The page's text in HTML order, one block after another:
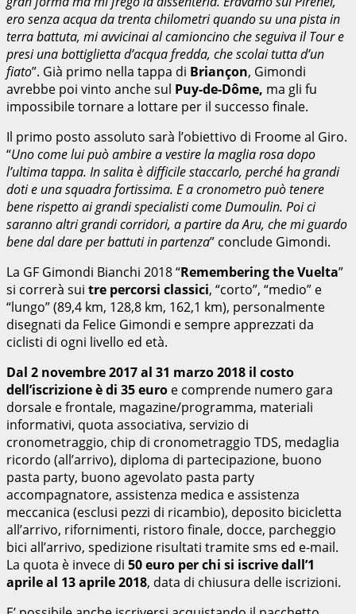
ero senza acqua da trenta chilometri quando su una pista in
terra battuta, mi avvicinai al camioncino che seguiva il Tour e
presi una bottiglietta d’acqua fredda, che scolai tutta d’un
fiato”. Già primo nella tappa di Briançon, Gimondi
avrebbe poi vinto anche sul Puy-de-Dôme, ma gli fu
impossibile tornare a lottare per il successo finale.
Il primo posto assoluto sarà l’obiettivo di Froome al Giro.
“Uno come lui può ambire a vestire la maglia rosa dopo
l’ultima tappa. In salita è difficile staccarlo, perché ha grandi
doti e una squadra fortissima. E a cronometro può tenere
bene rispetto ai grandi specialisti come Dumoulin. Poi ci
saranno altri grandi corridori, a partire da Aru, che mi guardo
bene dal dare per battuti in partenza” conclude Gimondi.
La GF Gimondi Bianchi 2018 “Remembering the Vuelta”
si correrà sui tre percorsi classici, “corto”, “medio” e
“lungo” (89,4 km, 128,8 km, 162,1 km), personalmente
disegnati da Felice Gimondi e sempre apprezzati da
ciclisti di ogni livello ed età.
Dal 2 novembre 2017 al 31 marzo 2018 il costo
dell’iscrizione è di 35 euro e comprende numero gara
dorsale e frontale, magazine/programma, materiali
informativi, quota associativa, servizio di
cronometraggio, chip di cronometraggio TDS, medaglia
ricordo (all’arrivo), diploma di partecipazione, buono
pasta party, buono agevolato pasta party
accompagnatore, assistenza medica e assistenza
meccanica (esclusi pezzi di ricambio), deposito bicicletta
all’arrivo, rifornimenti, ristoro finale, docce, parcheggio
bici all’arrivo, spedizione risultati tramite sms ed e-mail.
La quota è invece di 50 euro per chi si iscrive dall’1
aprile al 13 aprile 2018, data di chiusura delle iscrizioni.